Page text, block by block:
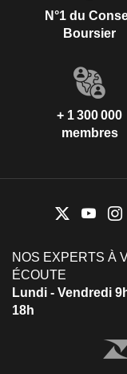
N°1 du
Boursier
+ 1 300 000
membres
NOS EXPERTS À
ÉCOUTE
Lundi - Vendredi
18h